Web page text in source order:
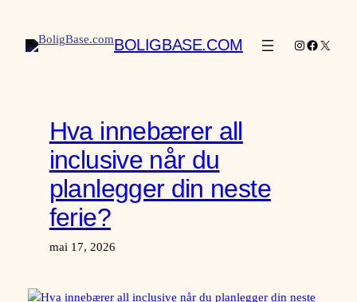
innhold
BOLIGBASE.COM Instagram
Facebook
X
Hva innebærer all
inclusive når du
planlegger din neste
ferie?
mai 17, 2026